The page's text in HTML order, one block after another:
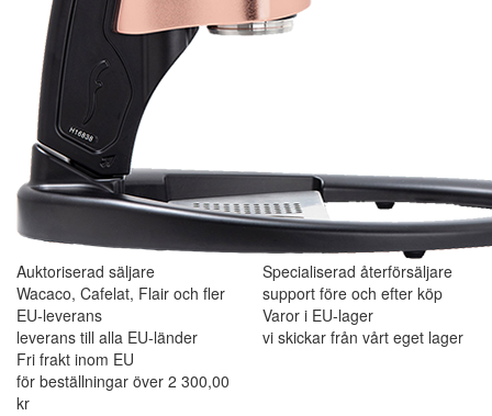
Auktoriserad säljare
Wacaco, Cafelat, Flair och fler
Specialiserad återförsäljare
support före och efter köp
EU-leverans
leverans till alla EU-länder
Varor i EU-lager
vi skickar från vårt eget lager
Fri frakt inom EU
för beställningar över 2 300,00
kr